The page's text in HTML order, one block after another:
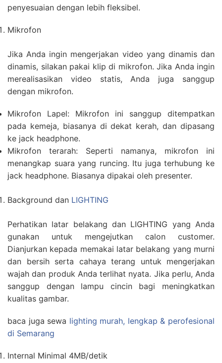
penyesuaian dengan lebih fleksibel.
Mikrofon
Jika Anda ingin mengerjakan video yang dinamis dan
dinamis, silakan pakai klip di mikrofon. Jika Anda ingin
merealisasikan video statis, Anda juga sanggup
dengan mikrofon.
Mikrofon Lapel: Mikrofon ini sanggup ditempatkan
pada kemeja, biasanya di dekat kerah, dan dipasang
ke jack headphone.
Mikrofon terarah: Seperti namanya, mikrofon ini
menangkap suara yang runcing. Itu juga terhubung ke
jack headphone. Biasanya dipakai oleh presenter.
Background dan LIGHTING
Perhatikan latar belakang dan LIGHTING yang Anda
gunakan untuk mengejutkan calon customer.
Dianjurkan kepada memakai latar belakang yang murni
dan bersih serta cahaya terang untuk mengerjakan
wajah dan produk Anda terlihat nyata. Jika perlu, Anda
sanggup dengan lampu cincin bagi meningkatkan
kualitas gambar.
baca juga sewa lighting murah, lengkap & perofesional
di Semarang
Internal Minimal 4MB/detik